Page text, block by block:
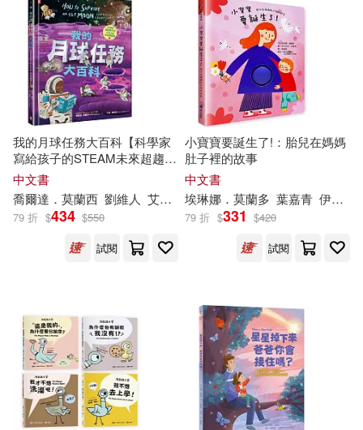
MAME(4)
Mo Willems Workshop(4)
にもし(4) 云隨風動(4)
亞莫爾．托歐斯(4)
以撒．艾西莫夫(4)
美雨音ハル(4) 莫語(4)
蒔舞(4) 阮小芳(4)
采實文化(7) Ingram(6)
人民郵電出版社(6) 尖端(6)
浙江文藝出版社(6)
紫焰出版(6) 說頻文化(6)
遠流(6) 釀出版(6)
新華先鋒(5)
17K(4)
Linfair Records Limited(4)
TACET(4) warner music(4)
一個月內上市新品(13)
本週上市新品(1)
電子書 (可複選)
適合手機平板閱讀(369)
適合平板閱讀(124)
其他 (可複選)
現在可購買商品(594)
我的月球任務大百科【科學家
寫給孩子的STEAM未來超趨勢
(2)】：航太工程師帶你挑戰極
端溫度，躲避致命輻射，從登
陸到打造地下城市，採礦、種
菜、還能在月球賽車!
中文書
喬爾達． 莫蘭西 劉維人 艾倫・庫希利 (Aaron Cushley)
79 折 $434 $550
試閱
小寶寶要誕生了!：胎兒在媽媽
肚子裡的故事
中文書
埃琳娜． 莫蘭多 葉嘉青 伊拉利亞．法喬利
79 折 $331 $420
試閱